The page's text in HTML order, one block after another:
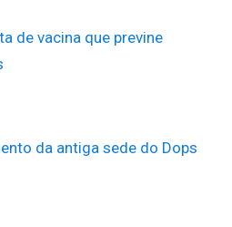
de vacina que previne
da antiga sede do Dops